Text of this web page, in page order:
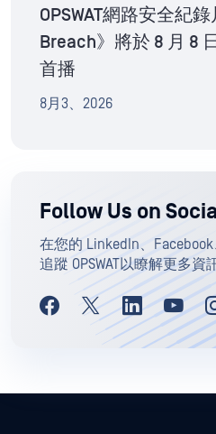
OPSWAT網路安全紀
Breach》將於 8 月 8
首播
8月3、2026
Follow Us on
在您的 LinkedIn、
追蹤 OPSWAT以瞭解更多資